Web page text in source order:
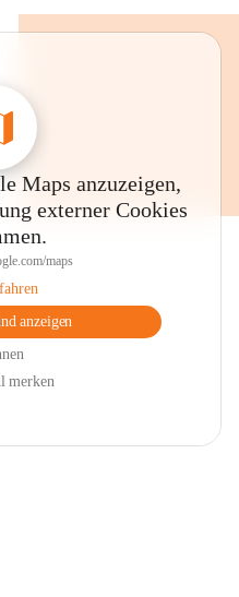
Maps anzuzeigen,
externer Cookies
maps
anzeigen
merken